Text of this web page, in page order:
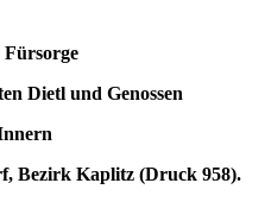
Fürsorge
Dietl und Genossen
Bezirk Kaplitz (Druck 958).